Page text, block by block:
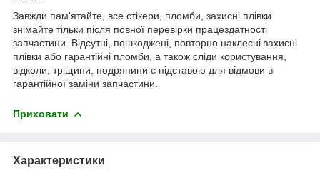
Завжди пам'ятайте, все стікери, пломби, захисні плівки
знімайте тільки після повної перевірки працездатності
запчастини. Відсутні, пошкоджені, повторно наклеєні захисні
плівки або гарантійні пломби, а також сліди користування,
відколи, тріщини, подряпини є підставою для відмови в
гарантійної заміни запчастини.
Приховати
Характеристики